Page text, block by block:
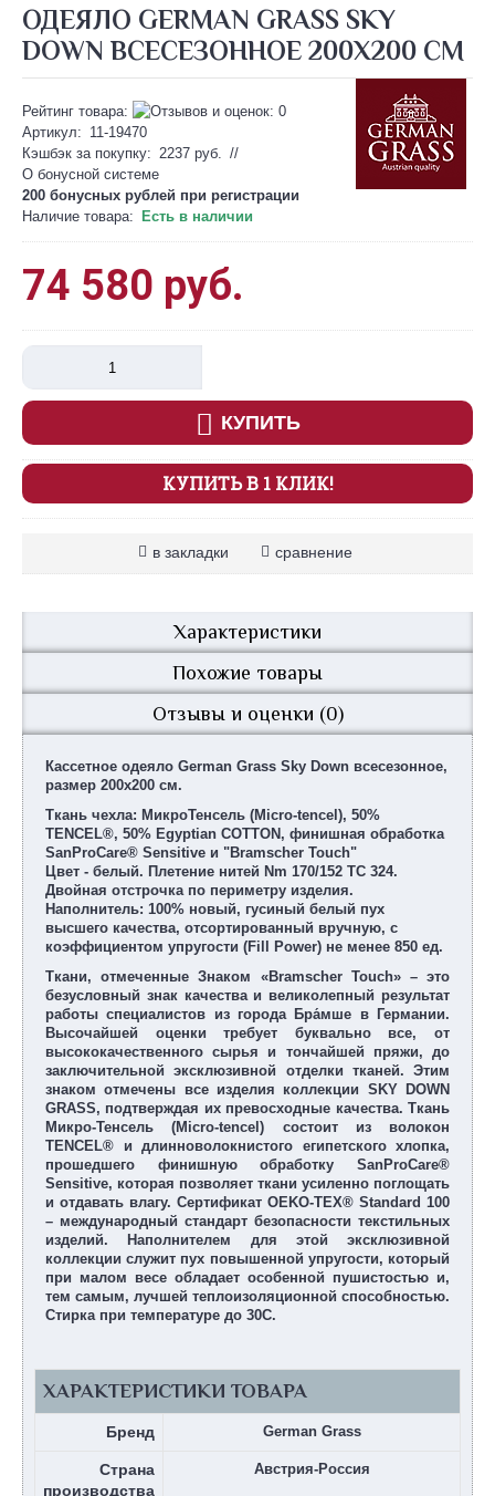
ОДЕЯЛО GERMAN GRASS SKY
DOWN ВСЕСЕЗОННОЕ 200Х200 СМ
Рейтинг товара:
Артикул: 11-19470
Кэшбэк за покупку: 2237 руб. //
О бонусной системе
200 бонусных рублей при регистрации
Наличие товара:
Есть в наличии
74 580 руб.
КУПИТЬ
КУПИТЬ В 1 КЛИК!
в закладки сравнение
Характеристики
Похожие товары
Отзывы и оценки (0)
Кассетное одеяло German Grass Sky Down всесезонное,
размер 200х200 см.
Ткань чехла: МикроТенсель (Micro-tencel), 50%
TENCEL®, 50% Egyptian COTТON, финишная обработка
SanProCare® Sensitive и "Bramscher Touch"
Цвет - белый. Плетение нитей Nm 170/152 TC 324.
Двойная отстрочка по периметру изделия.
Наполнитель: 100% новый, гусиный белый пух
высшего качества, отсортированный вручную, с
коэффициентом упругости (Fill Power) не менее 850 ед.
Ткани, отмеченные Знаком «Bramscher Touch» – это
безусловный знак качества и великолепный результат
работы специалистов из города Бра́мше в Германии.
Высочайшей оценки требует буквально все, от
высококачественного сырья и тончайшей пряжи, до
заключительной эксклюзивной отделки тканей. Этим
знаком отмечены все изделия коллекции SKY DOWN
GRASS, подтверждая их превосходные качества. Ткань
Микро-Тенсель (Micro-tencel) состоит из волокон
TENCEL® и длинноволокнистого египетского хлопка,
прошедшего финишную обработку SanProCare®
Sensitive, которая позволяет ткани усиленно поглощать
и отдавать влагу. Сертификат OEKO-TEX® Standard 100
– международный стандарт безопасности текстильных
изделий. Наполнителем для этой эксклюзивной
коллекции служит пух повышенной упругости, который
при малом весе обладает особенной пушистостью и,
тем самым, лучшей теплоизоляционной способностью.
Стирка при температуре до 30С.
ХАРАКТЕРИСТИКИ ТОВАРА
Бренд German Grass
Страна
производства
Австрия-Россия